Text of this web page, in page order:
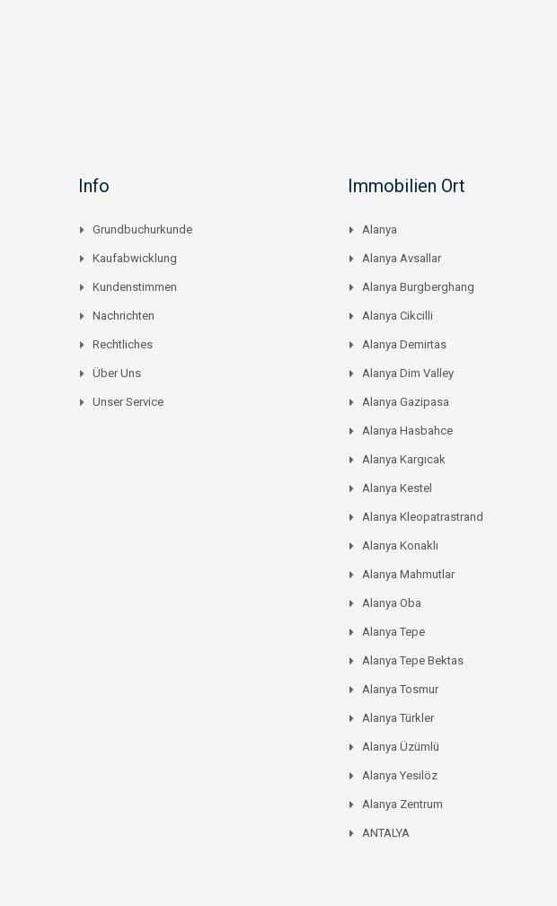
Info
Grundbuchurkunde
Kaufabwicklung
Kundenstimmen
Nachrichten
Rechtliches
Über Uns
Unser Service
Immobilien Ort
Alanya
Alanya Avsallar
Alanya Burgberghang
Alanya Cikcilli
Alanya Demirtas
Alanya Dim Valley
Alanya Gazipasa
Alanya Hasbahce
Alanya Kargıcak
Alanya Kestel
Alanya Kleopatrastrand
Alanya Konaklı
Alanya Mahmutlar
Alanya Oba
Alanya Tepe
Alanya Tepe Bektas
Alanya Tosmur
Alanya Türkler
Alanya Üzümlü
Alanya Yesilöz
Alanya Zentrum
ANTALYA